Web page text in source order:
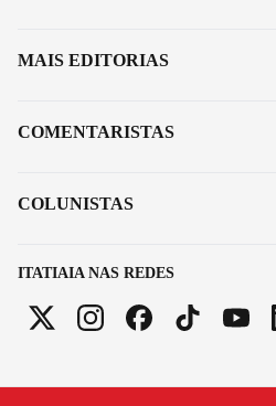
ITATIAIA NAS REDES
MAIS EDITORIAS
COMENTARISTAS
COLUNISTAS